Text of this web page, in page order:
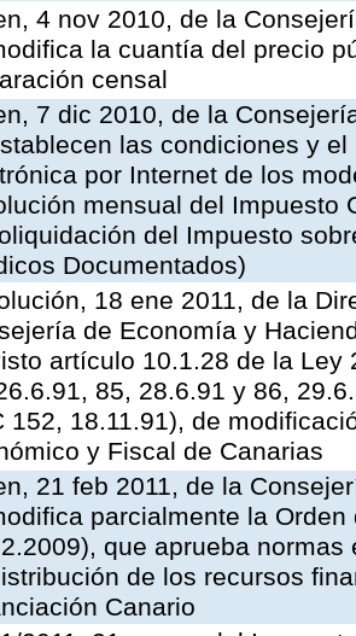
4 nov 2010, de la
la cuantía del precio
censal
7 dic 2010, de la
las condiciones y
por Internet de los
mensual del Impuesto
del Impuesto
Documentados)
18 ene 2011, de la
de Economía y
artículo 10.1.28 de la Ley
85, 28.6.91 y 86,
152, 18.11.91), de
y Fiscal de Canarias
21 feb 2011, de la
parcialmente la
que aprueba
de los recursos
Canario